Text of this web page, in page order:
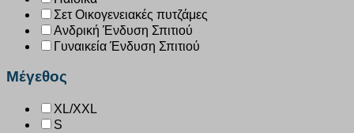
Σετ Οικογενειακές πυτζάμες
Ανδρική Ένδυση Σπιτιού
Γυναικεία Ένδυση Σπιτιού
Μέγεθος
XL/XXL
S